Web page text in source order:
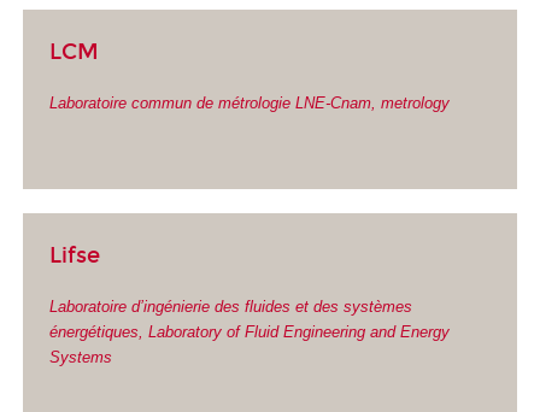
LCM
Laboratoire commun de métrologie LNE-Cnam, metrology
Lifse
Laboratoire d’ingénierie des fluides et des systèmes
énergétiques, Laboratory of Fluid Engineering and Energy
Systems